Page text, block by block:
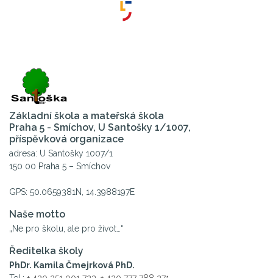
Základní škola a mateřská škola
Praha 5 - Smíchov, U Santošky 1/1007,
příspěvková organizace
adresa: U Santošky 1007/1
150 00 Praha 5 – Smíchov
GPS: 50.0659381N, 14.3988197E
Naše motto
„Ne pro školu, ale pro život…“
Ředitelka školy
PhDr. Kamila Čmejrková PhD.